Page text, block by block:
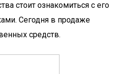
стоит ознакомиться с его
Сегодня в продаже
средств.